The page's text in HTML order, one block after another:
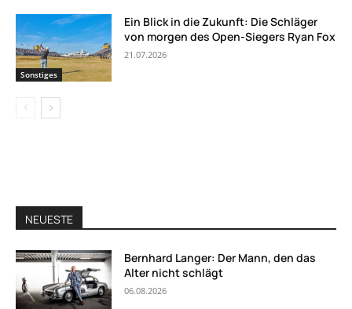
Sonstiges
Ein Blick in die Zukunft: Die Schläger
von morgen des Open-Siegers Ryan Fox
21.07.2026
NEUESTE
Bernhard Langer: Der Mann, den das
Alter nicht schlägt
06.08.2026